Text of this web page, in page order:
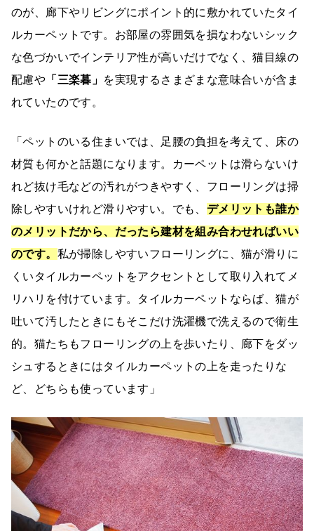
のが、廊下やリビングにポイント的に敷かれていたタイ
ルカーペットです。お部屋の雰囲気を損なわないシック
な色づかいでインテリア性が高いだけでなく、猫目線の
配慮や 「三楽暮」 を実現するさまざまな意味合いが含ま
れていたのです。
「ペットのいる住まいでは、足腰の負担を考えて、床の
材質も何かと話題になります。カーペットは滑らないけ
れど抜け毛などの汚れがつきやすく、フローリングは掃
除しやすいけれど滑りやすい。でも、 デメリットも誰か
のメリットだから、だったら建材を組み合わせればいい
のです。 私が掃除しやすいフローリングに、猫が滑りに
くいタイルカーペットをアクセントとして取り入れてメ
リハリを付けています。タイルカーペットならば、猫が
吐いて汚したときにもそこだけ洗濯機で洗えるので衛生
的。猫たちもフローリングの上を歩いたり、廊下をダッ
シュするときにはタイルカーペットの上を走ったりな
ど、どちらも使っています」